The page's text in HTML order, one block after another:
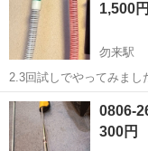
1,500円
勿来駅
2.3回試しでやってみまし
か欲しい方いましたらど
福島 いわき市
0806-
300円